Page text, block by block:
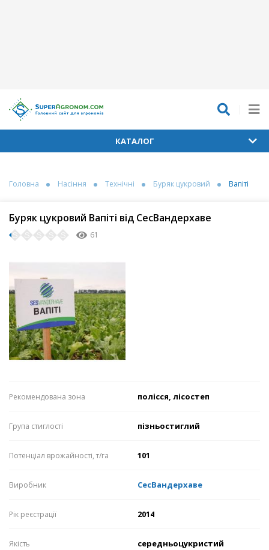
КАТАЛОГ
Головна Насіння Технічні Буряк цукровий Вапіті
Буряк цукровий Вапіті від СесВандерхаве
61
Рекомендована зона полісся, лісостеп
Група стиглості пізньостиглий
Потенціал врожайності, т/га 101
Виробник СесВандерхаве
Рік реєстрації 2014
Якість середньоцукристий